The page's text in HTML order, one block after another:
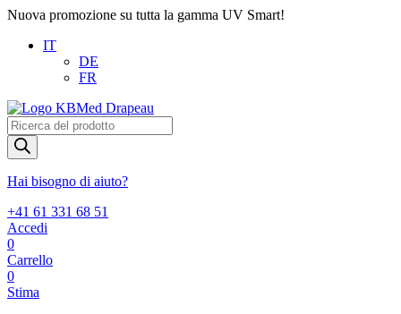
Nuova promozione su tutta la gamma UV Smart!
IT
DE
FR
Products
search
Hai bisogno di aiuto?
+41 61 331 68 51
Accedi
0
Carrello
0
Stima